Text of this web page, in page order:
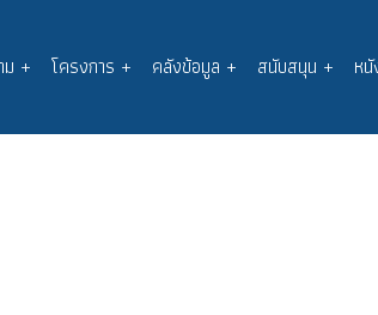
+ โครงการ + คลังข้อมูล + สนับสนุน + ห